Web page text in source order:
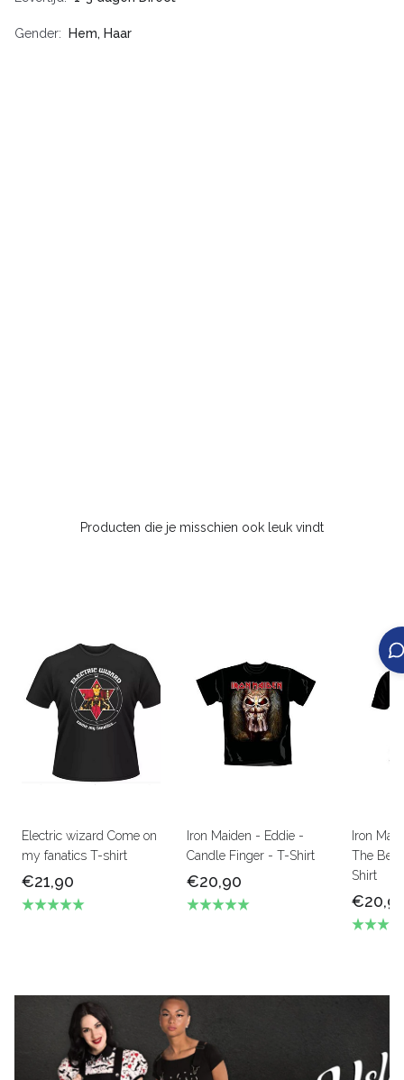
Gender Hem, Haar
Producten die je misschien ook leuk vindt
Electric wizard Come on
my fanatics T-shirt
€21,90
Iron Maiden - Eddie -
Candle Finger - T-Shirt
€20,90
Iron
The
Shirt